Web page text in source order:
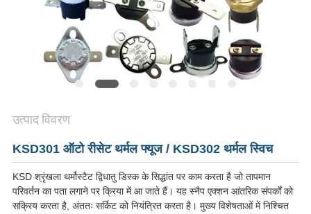
PRIVACY
POLICY
उत्पाद विवरण
KSD301 ऑटो रीसेट थर्मल फ्यूज / KSD302 थर्मल स्विच
KSD श्रृंखला थर्मोस्टैट द्विधातु डिस्क के सिद्धांत पर काम करता है जो तापमान
परिवर्तन का पता लगाने पर क्रिया में आ जाते हैं। यह स्नैप एक्शन आंतरिक संपर्कों को
सक्रिय करता है, अंततः सर्किट को नियंत्रित करता है। मुख्य विशेषताओं में निश्चित